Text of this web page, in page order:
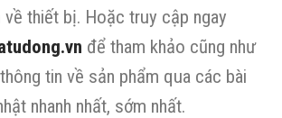
thiết bị. Hoặc truy cập ngay
để tham khảo cũng như
tin về sản phẩm qua các bài
nhanh nhất, sớm nhất.